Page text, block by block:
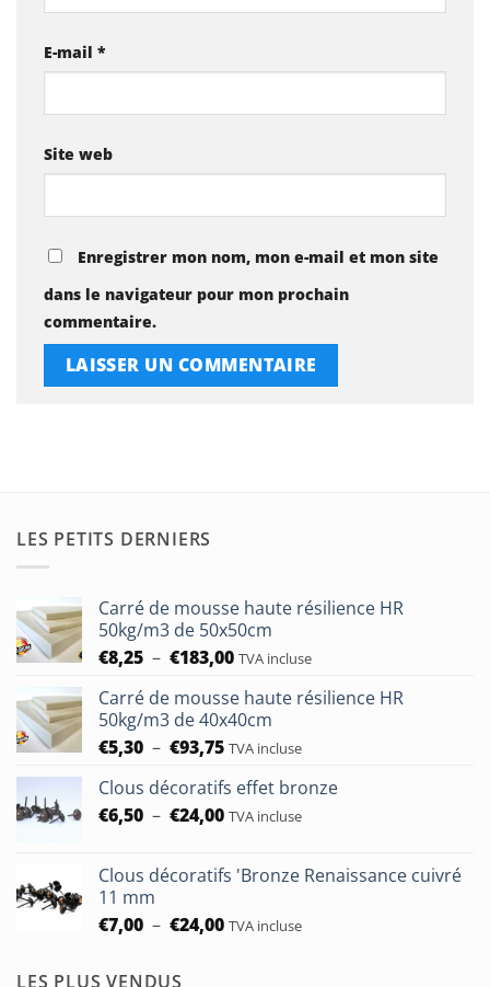
E-mail *
Site web
Enregistrer mon nom, mon e-mail et mon site
dans le navigateur pour mon prochain
commentaire.
LES PETITS DERNIERS
Carré de mousse haute résilience HR
50kg/m3 de 50x50cm
€8,25 – €183,00Plage
prix :
€8,25
à
TVA incluse
Carré de mousse haute résilience HR
50kg/m3 de 40x40cm
€5,30 – €93,75Plage
prix :
€5,30
TVA incluse
Clous décoratifs effet bronze
€6,50 – €24,00Plage
€6,50
€24,00
TVA incluse
Clous décoratifs 'Bronze Renaissance cuivré
11 mm
€7,00 – €24,00Plage
TVA incluse
LES PLUS VENDUS